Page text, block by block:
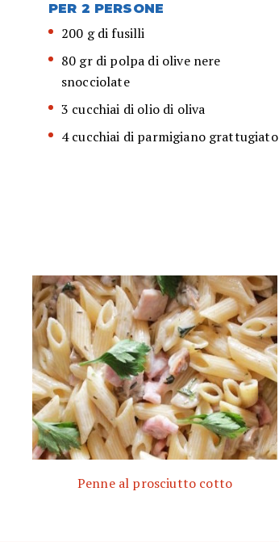
PER 2 PERSONE
200 g di fusilli
80 gr di polpa di olive nere
snocciolate
3 cucchiai di olio di oliva
4 cucchiai di parmigiano grattugiato
Penne al prosciutto cotto